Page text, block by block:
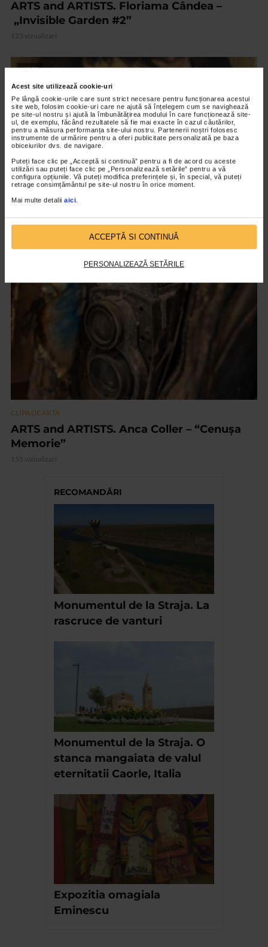
Acest site utilizează cookie-uri
Pe lângă cookie-urile care sunt strict necesare pentru funcționarea acestui
site web, folosim cookie-uri care ne ajută să înțelegem cum se navighează
pe site-ul nostru și ajută la îmbunătățirea modului în care funcționează site-
ul, de exemplu, făcând rezultatele să fie mai exacte în cazul căutărilor,
pentru a măsura performanța site-ului nostru. Partenerii noștri folosesc
instrumente de urmărire pentru a oferi publicitate personalizată pe baza
obiceiurilor dvs. de navigare.
Puteți face clic pe „Acceptă si continuă” pentru a fi de acord cu aceste
utilizări sau puteți face clic pe „Personalizează setările” pentru a vă
configura opțiunile. Vă puteți modifica preferințele și, în special, vă puteți
retrage consimțământul pe site-ul nostru în orice moment.
Mai multe detalii aici
ACCEPTĂ SI CONTINUĂ
PERSONALIZEAZĂ SETĂRILE
ARTS and ARTISTS. Floriama Cândea –
„Invisible Garden #2”
123 vizualizari
VIDEO
Nicolae Tonitza – Pictor al copiilor
CLIPA DE ARTA
ARTS and ARTISTS. Anca Coller – “Cenușa
Memorie”
155 vizualizari
RECOMANDĂRI
Monumentul de la Straja. La
rascruce de vanturi
Monumentul de la Straja. O
stanca mangaiata de valul
eternitatii Caorle, Italia
Expozitia omagiala
Eminescu